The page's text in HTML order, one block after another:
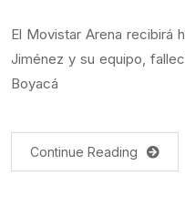
El Movistar Arena recibirá
Jiménez y su equipo,
Boyacá
Continue Reading